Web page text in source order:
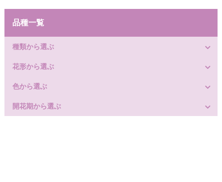
品種一覧
種類から選ぶ
花形から選ぶ
色から選ぶ
開花期から選ぶ